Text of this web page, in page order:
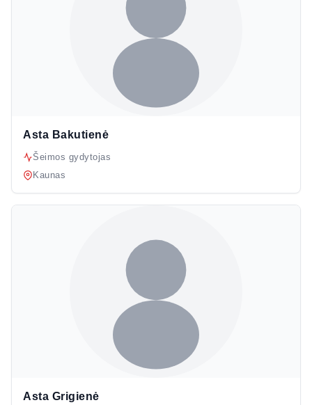
Asta Bakutienė
Šeimos gydytojas
Kaunas
Asta Grigienė